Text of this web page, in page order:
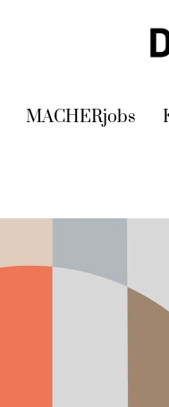
MACHERjobs